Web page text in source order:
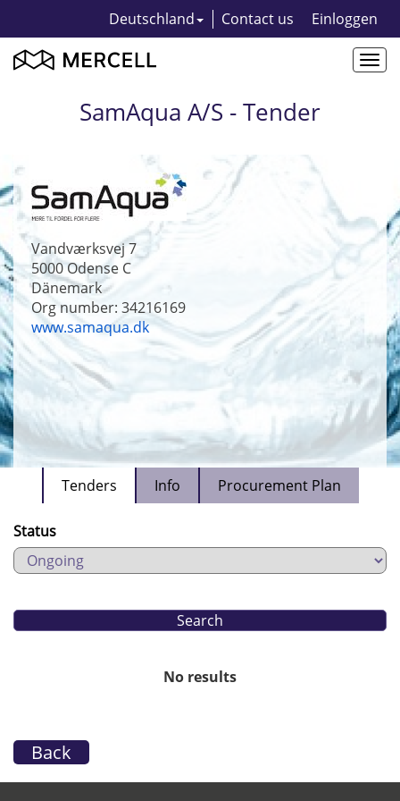
Deutschland Contact us Einloggen
SamAqua A/S - Tender
Vandværksvej 7
5000Odense C
Dänemark
Org number: 34216169
www.samaqua.dk
Tenders Info Procurement Plan
Status
No results
Back